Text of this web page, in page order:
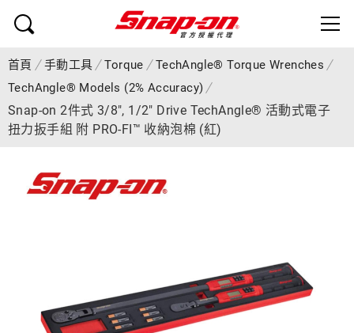
首頁 手動工具 Torque
TechAngle® Torque Wrenches
TechAngle® Models (2% Accuracy)
Snap-on 2件式 3/8", 1/2" Drive TechAngle® 活動式電子
扭力扳手組 附 PRO-FI™ 收納泡棉 (紅)